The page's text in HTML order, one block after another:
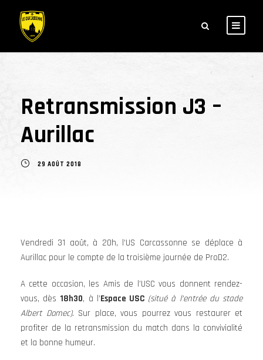
Retransmission J3 –
Aurillac
29 AOÛT 2018
Vendredi 31 août, à 20h, l’US Carcassonne se déplace à
Aurillac pour le compte de la troisième journée de ProD2.
A cette occasion, les Amis de l’USC vous donnent rendez-
vous, dès 18h30, à l’Espace USC (situé à l’entrée du stade
Albert Domec). Sur place, vous pourrez vous restaurer et
profiter de la retransmission du match dans la convivialité
et la bonne humeur.